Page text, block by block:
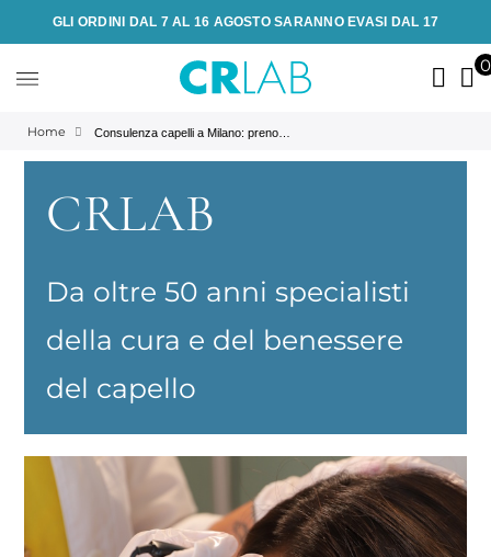
GLI ORDINI DAL 7 AL 16 AGOSTO SARANNO EVASI DAL 17
Home
CRLAB
Da oltre 50 anni specialisti
della cura e del benessere
del capello